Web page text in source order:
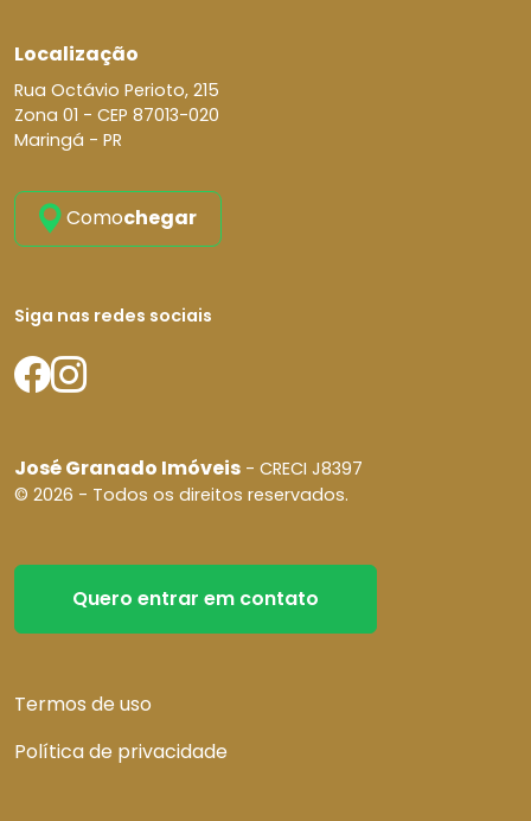
Localização
Rua Octávio Perioto, 215
Zona 01 - CEP 87013-020
Maringá - PR
Comochegar
Siga nas redes sociais
José Granado Imóveis - CRECI J8397
© 2026 - Todos os direitos reservados.
Quero entrar em contato
Termos de uso
Política de privacidade